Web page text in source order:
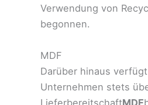
Verwendung von
begonnen.
MDF
Darüber hinaus
Unternehmen stets
LieferbereitschaftMDF